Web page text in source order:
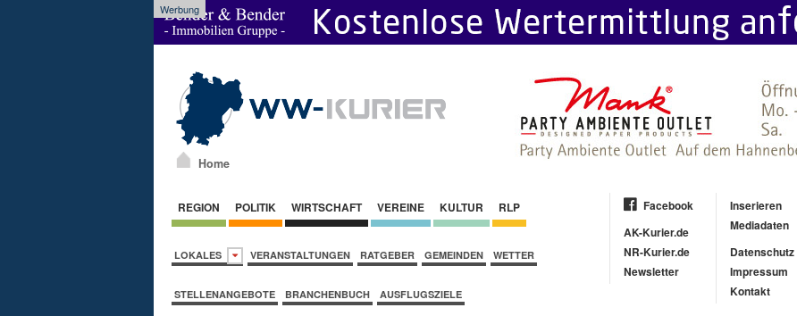
Werbung
Home
REGION POLITIK WIRTSCHAFT VEREINE KULTUR RLP
LOKALES VERANSTALTUNGEN RATGEBER GEMEINDEN WETTER
STELLENANGEBOTE BRANCHENBUCH AUSFLUGSZIELE
Facebook
AK-Kurier.de
NR-Kurier.de
Newsletter
Inserieren
Mediadaten
Datenschutz
Impressum
Kontakt